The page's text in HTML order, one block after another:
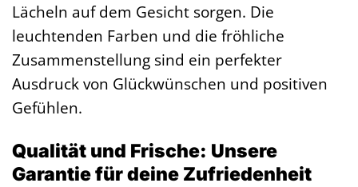
Lächeln auf dem Gesicht sorgen. Die
leuchtenden Farben und die fröhliche
Zusammenstellung sind ein perfekter
Ausdruck von Glückwünschen und positiven
Gefühlen.
Qualität und Frische: Unsere
Garantie für deine Zufriedenheit